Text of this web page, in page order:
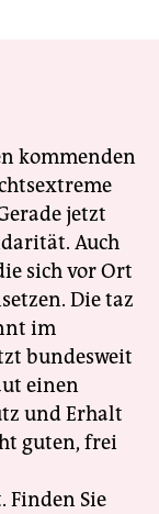
kommenden
jetzt
Auch
sich vor Ort
Die taz
im
bundesweit
einen
und Erhalt
guten, frei
Finden Sie